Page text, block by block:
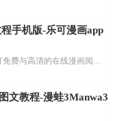
手机版-乐可漫画app
乐可漫画APP，堪称主打免费与高清的在线漫画阅读神器。其官方版提供海量完整版漫画资源，无论是国内漫画，还是日漫、韩漫、台漫、美漫等国外漫画，应有尽有，随时供你阅读。只需轻点一下，便能直接进入阅读界面。不仅如此，乐可漫画最新版本更新速度极快，在这里，你总能抢先看到全网一手漫画章节内容！...
文教程-漫蛙3Manwa3